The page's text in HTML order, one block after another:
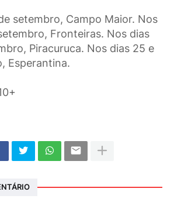
setembro, Campo Maior. Nos
Fronteiras. Nos dias
Piracuruca. Nos dias 25 e
Esperantina.